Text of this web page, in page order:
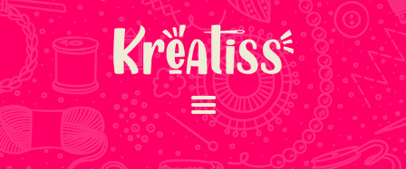
ACCUEIL